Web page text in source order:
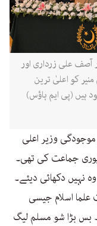
میں 22 مئی 2025 کو صدر آصف علی زرداری اور
کو اعلیٰ ترین
ہیں (پی ایم ہاؤس)
وزیر اعلی
پوری جماعت کی تھی۔
نہیں دکھائی دیئے۔
علما اسلام جیسی
بس بڑا شو مسلم لیگ